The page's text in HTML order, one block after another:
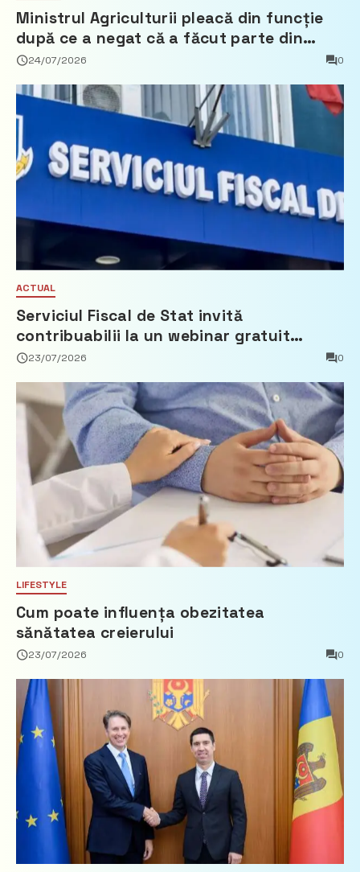
Ministrul Agriculturii pleacă din funcție
după ce a negat că a făcut parte din
Partidul Democrat
24/07/2026 0
ACTUAL
Serviciul Fiscal de Stat invită
contribuabilii la un webinar gratuit
privind calculul impozitului pe bunurile
23/07/2026 0
LIFESTYLE
Cum poate influența obezitatea
sănătatea creierului
23/07/2026 0